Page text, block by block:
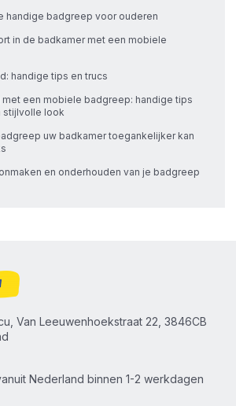
handige badgreep voor ouderen
in de badkamer met een mobiele
handige tips en trucs
met een mobiele badgreep: handige tips
stijlvolle look
uw badkamer toegankelijker kan
en onderhouden van je badgreep
Van Leeuwenhoekstraat 22, 3846CB
Nederland binnen 1-2 werkdagen